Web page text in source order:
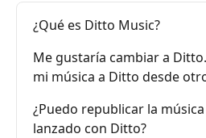
¿Qué es Ditto Music?
Me gustaría cambiar a
mi música a Ditto desde
¿Puedo republicar la
lanzado con Ditto?